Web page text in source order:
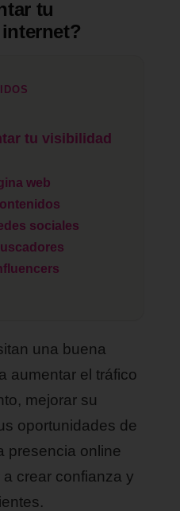
tu
tu visibilidad
web
sociales
una buena
aumentar el tráfico
mejorar su
oportunidades de
presencia online
crear confianza y